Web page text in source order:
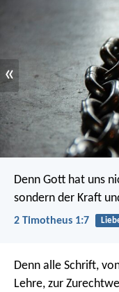
«
Denn Gott hat uns
sondern der Kraft
2 Timotheus 1:7
Denn alle Schrift,
Lehre, zur